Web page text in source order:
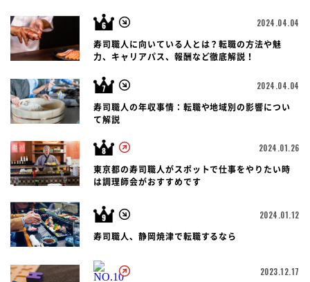
2024.04.04
寿司職人に向いている人とは？転職の方法や魅
力、キャリアパス、報酬など徹底解説！
2024.04.04
寿司職人の年収事情：転職や地域別の影響につい
て解説
2024.01.26
東京都の寿司職人がスポットで仕事をやりたい時
は調理師会がおすすめです
2024.01.12
寿司職人、静岡焼津で転職するなら
2023.12.17